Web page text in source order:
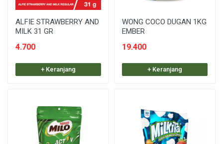
ALFIE STRAWBERRY AND
MILK 31 GR
4.700
+ Keranjang
WONG COCO DUGAN 1KG
EMBER
19.400
+ Keranjang